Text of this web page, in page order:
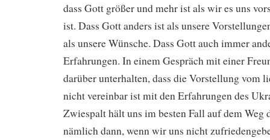
dass Gott größer und mehr ist als wir es uns
ist. Dass Gott anders ist als unsere
als unsere Wünsche. Dass Gott auch immer
Erfahrungen. In einem Gespräch mit einer
darüber unterhalten, dass die Vorstellung vom
nicht vereinbar ist mit den Erfahrungen des
Zwiespalt hält uns im besten Fall auf dem Weg
nämlich dann, wenn wir uns nicht